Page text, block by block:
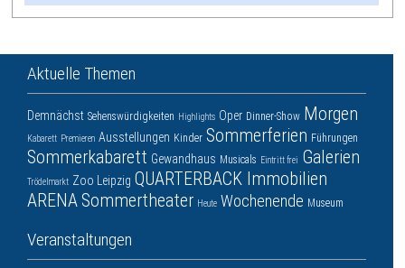
Aktuelle Themen
Demnächst Sehenswürdigkeiten Highlights Oper Dinner-Show Morgen
Kabarett Premieren Ausstellungen Kinder Sommerferien Führungen
Sommerkabarett Gewandhaus Musicals Eintritt frei Galerien
Trödelmarkt Zoo Leipzig QUARTERBACK Immobilien
ARENASommertheater Heute Wochenende Museum
Veranstaltungen